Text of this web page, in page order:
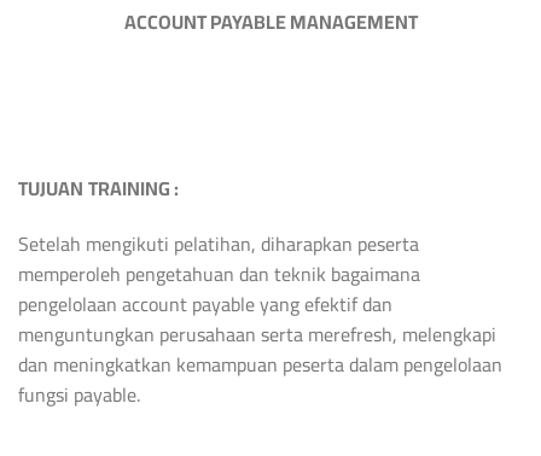
ACCOUNT PAYABLE MANAGEMENT
TUJUANTRAINING :
Setelah mengikuti pelatihan, diharapkan peserta
memperoleh pengetahuan dan teknik bagaimana
pengelolaan account payable yang efektif dan
menguntungkan perusahaan serta merefresh, melengkapi
dan meningkatkan kemampuan peserta dalam pengelolaan
fungsi payable.